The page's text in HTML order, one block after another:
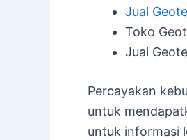
Jual
Toko
Jual
Percayakan
untuk
untuk informasi